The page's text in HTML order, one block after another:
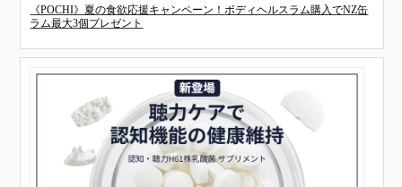
《POCHI》夏の食欲応援キャンペーン！ボディヘルスラム購入でNZ缶
ラム最大3個プレゼント